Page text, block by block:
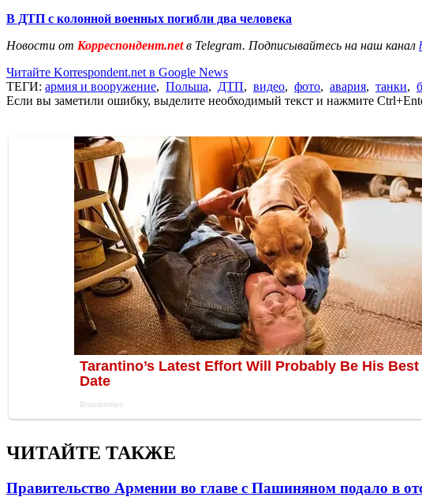
В ДТП с колонной военных погибли два человека
Новости от Корреспондент.netв Telegram. Подписывайтесь на наш канал
Читайте Korrespondent.net в Google News
ТЕГИ: армия и вооружение, Польша, ДТП, видео, фото, авария, танки,
Если вы заметили ошибку, выделите необходимый текст и нажмите
ЧИТАЙТЕ ТАКЖЕ
Правительство Армении во главе с Пашиняном подало в